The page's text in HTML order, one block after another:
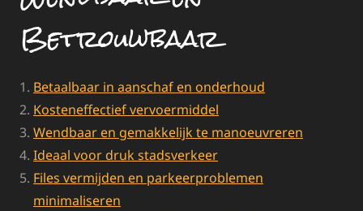
Betrouwbaar
Betaalbaar in aanschaf en onderhoud
Kosteneffectief vervoermiddel
Wendbaar en gemakkelijk te manoeuvreren
Ideaal voor druk stadsverkeer
Files vermijden en parkeerproblemen
minimaliseren